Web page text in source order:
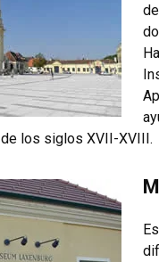
los siglos XVII-XVIII.